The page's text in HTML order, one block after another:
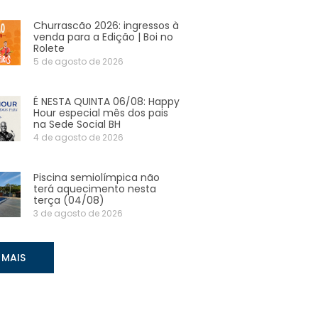
Churrascão 2026: ingressos à
venda para a Edição | Boi no
Rolete
5 de agosto de 2026
É NESTA QUINTA 06/08: Happy
Hour especial mês dos pais
na Sede Social BH
4 de agosto de 2026
Piscina semiolímpica não
terá aquecimento nesta
terça (04/08)
3 de agosto de 2026